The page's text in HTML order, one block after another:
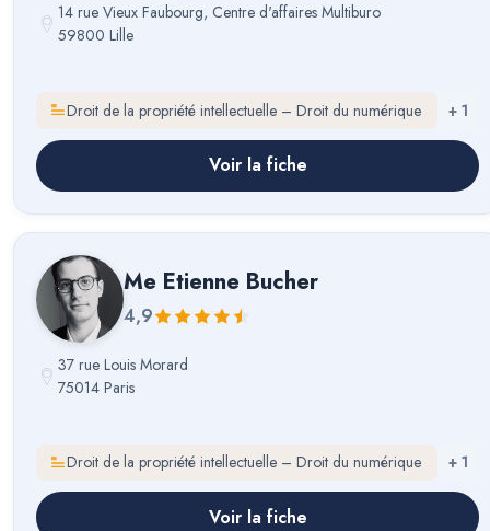
14 rue Vieux Faubourg, Centre d'affaires Multiburo
59800 Lille
Droit de la propriété intellectuelle – Droit du numérique + 1
Voir la fiche
Me Etienne Bucher
4,9
37 rue Louis Morard
75014 Paris
Droit de la propriété intellectuelle – Droit du numérique + 1
Voir la fiche